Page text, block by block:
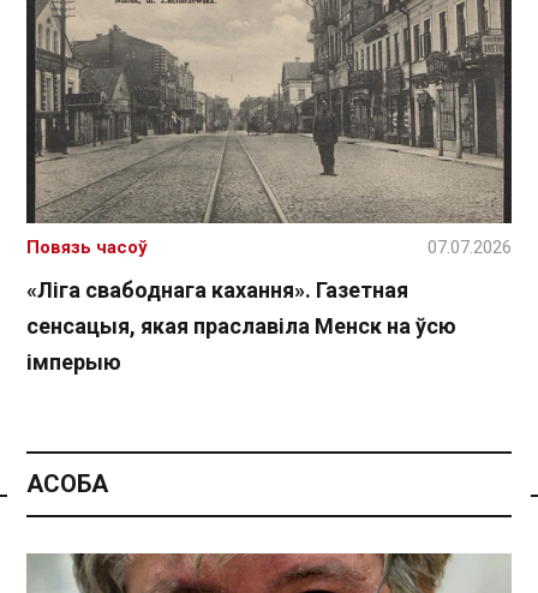
Спасылка без VPN
«Ліга свабоднага кахання». Газетная
сенсацыя, якая праславіла Менск на ўсю
імперыю
Повязь часоў 07.07.2026
АСОБА